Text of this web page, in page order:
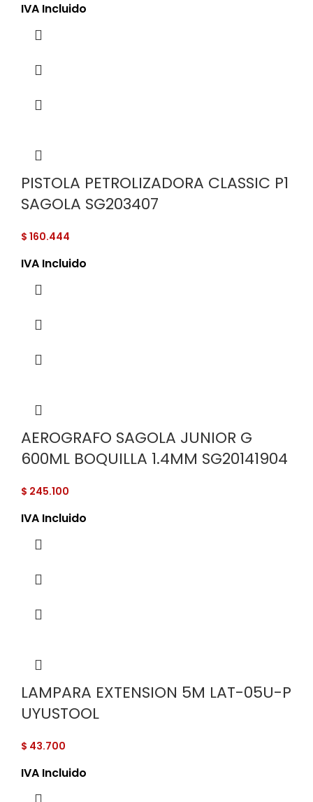
IVA Incluido
PISTOLA PETROLIZADORA CLASSIC P1
SAGOLA SG203407
$ 160.444
IVA Incluido
AEROGRAFO SAGOLA JUNIOR G
600ML BOQUILLA 1.4MM SG20141904
$ 245.100
IVA Incluido
LAMPARA EXTENSION 5M LAT-05U-P
UYUSTOOL
$ 43.700
IVA Incluido